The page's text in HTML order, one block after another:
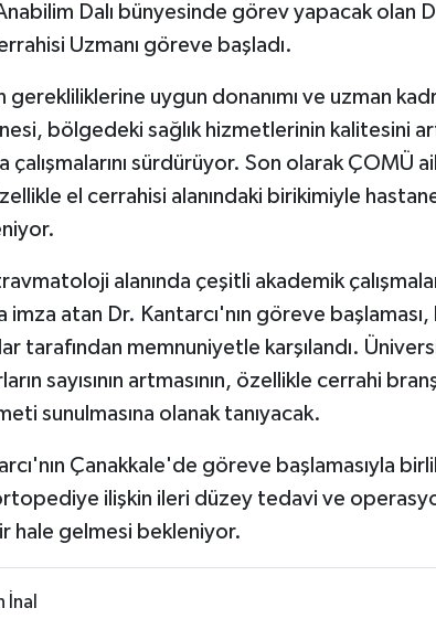
Dalı bünyesinde görev yapacak olan
Uzmanı göreve başladı.
gerekliliklerine uygun donanımı ve uzman
bölgedeki sağlık hizmetlerinin kalitesini
sürdürüyor. Son olarak ÇOMÜ
el cerrahisi alanındaki birikimiyle
alanında çeşitli akademik
imza atan Dr. Kantarcı'nın göreve
tarafından memnuniyetle karşılandı.
sayısının artmasının, özellikle cerrahi
sunulmasına olanak tanıyacak.
Çanakkale'de göreve başlamasıyla
ilişkin ileri düzey tedavi ve
hale gelmesi bekleniyor.
İnal